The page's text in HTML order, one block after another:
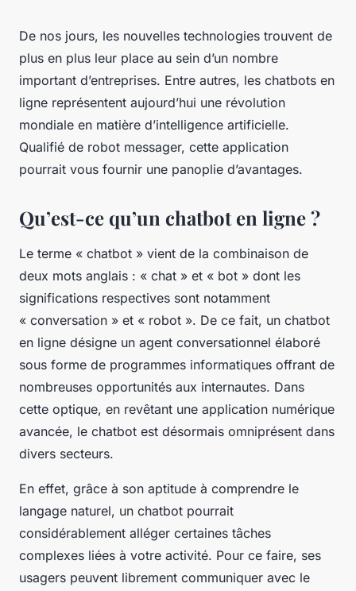
De nos jours, les nouvelles technologies trouvent de
plus en plus leur place au sein d’un nombre
important d’entreprises. Entre autres, les chatbots en
ligne représentent aujourd’hui une révolution
mondiale en matière d’intelligence artificielle.
Qualifié de robot messager, cette application
pourrait vous fournir une panoplie d’avantages.
Qu’est-ce qu’un chatbot en ligne ?
Le terme « chatbot » vient de la combinaison de
deux mots anglais : « chat » et « bot » dont les
significations respectives sont notamment
« conversation » et « robot ». De ce fait, un chatbot
en ligne désigne un agent conversationnel élaboré
sous forme de programmes informatiques offrant de
nombreuses opportunités aux internautes. Dans
cette optique, en revêtant une application numérique
avancée, le chatbot est désormais omniprésent dans
divers secteurs.
En effet, grâce à son aptitude à comprendre le
langage naturel, un chatbot pourrait
considérablement alléger certaines tâches
complexes liées à votre activité. Pour ce faire, ses
usagers peuvent librement communiquer avec le